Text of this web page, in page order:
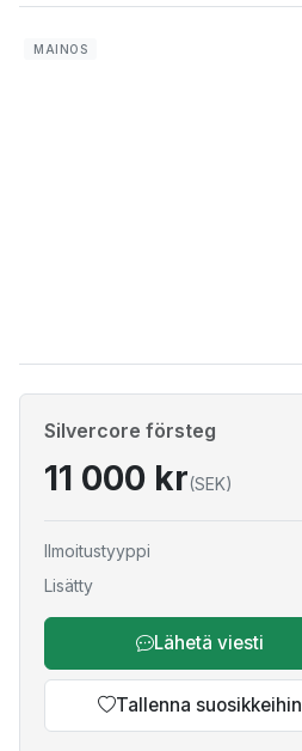
Silvercore försteg
11 000 kr(SEK)
Ilmoitustyyppi
Lisätty
Lähetä viesti
Tallenna suosikkeihin